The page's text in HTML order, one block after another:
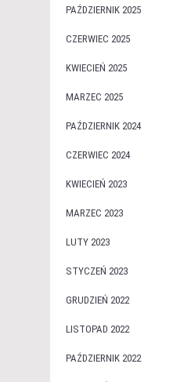
PAŹDZIERNIK 2025
CZERWIEC 2025
KWIECIEŃ 2025
MARZEC 2025
PAŹDZIERNIK 2024
CZERWIEC 2024
KWIECIEŃ 2023
MARZEC 2023
LUTY 2023
STYCZEŃ 2023
GRUDZIEŃ 2022
LISTOPAD 2022
PAŹDZIERNIK 2022